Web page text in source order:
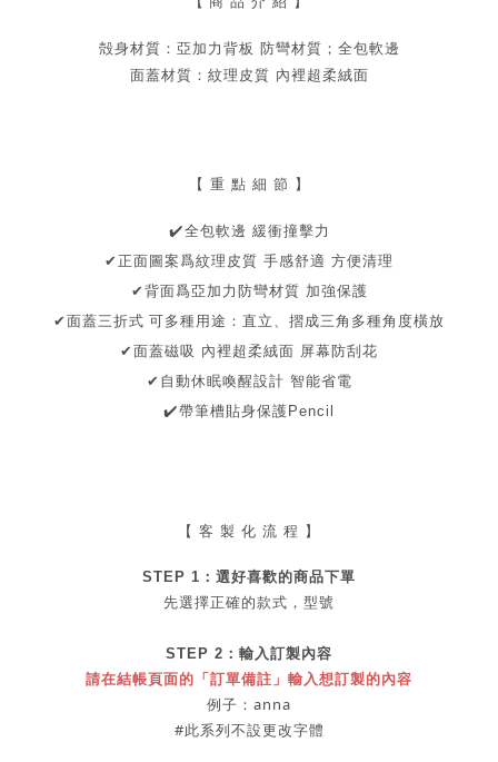
殻身材質：亞加力背板 防彎材質； 全包軟邊
面蓋材質 ： 紋理皮質 內裡超柔絨面
【 重 點 細 節 】
✔️全包軟邊 緩衝撞擊力
✔正面圖案爲紋理皮質 手感舒適 方便清理
✔ 背面爲亞加力防彎材質 加強保護
✔面蓋三折式 可多種用途：直立、摺成三角多種角度橫放
✔ 面蓋磁吸 內裡超柔絨面 屏幕防刮花
✔ 自動休眠喚醒設計 智能省電
✔️帶筆槽貼身保護Pencil
【 客 製 化 流 程 】
STEP 1： 選好喜歡的商品下單
先選擇正確的款式，型號
STEP 2： 輸入訂製內容
請在結帳頁面的「訂單備註」輸入想訂製的內容
例子：anna
#此系列不設更改字體